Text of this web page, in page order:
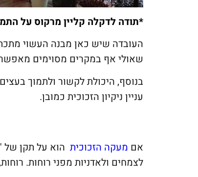
*תודה לדקלה קליין מרקוס על
העובדה שיש כאן מבנה העשוי מתכת,
שאולי אף במקרים מסוימים
בנוסף, היכולת לקשור ולתמוך
עניין ניקיון הזכוכית כמובן.
אם מעקה הזכוכית הוא על תקן של
לצמחים ולאדניות מפני רוחות.